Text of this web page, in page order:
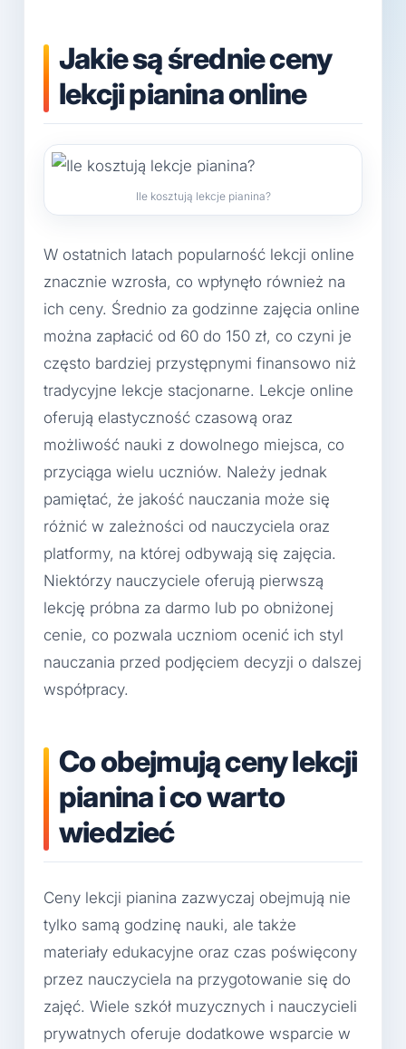
Jakie są średnie ceny
lekcji pianina online
Ile kosztują lekcje pianina?
W ostatnich latach popularność lekcji online
znacznie wzrosła, co wpłynęło również na
ich ceny. Średnio za godzinne zajęcia online
można zapłacić od 60 do 150 zł, co czyni je
często bardziej przystępnymi finansowo niż
tradycyjne lekcje stacjonarne. Lekcje online
oferują elastyczność czasową oraz
możliwość nauki z dowolnego miejsca, co
przyciąga wielu uczniów. Należy jednak
pamiętać, że jakość nauczania może się
różnić w zależności od nauczyciela oraz
platformy, na której odbywają się zajęcia.
Niektórzy nauczyciele oferują pierwszą
lekcję próbna za darmo lub po obniżonej
cenie, co pozwala uczniom ocenić ich styl
nauczania przed podjęciem decyzji o dalszej
współpracy.
Co obejmują ceny lekcji
pianina i co warto
wiedzieć
Ceny lekcji pianina zazwyczaj obejmują nie
tylko samą godzinę nauki, ale także
materiały edukacyjne oraz czas poświęcony
przez nauczyciela na przygotowanie się do
zajęć. Wiele szkół muzycznych i nauczycieli
prywatnych oferuje dodatkowe wsparcie w